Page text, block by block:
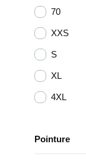
70
XXS
S
XL
4XL
Pointure